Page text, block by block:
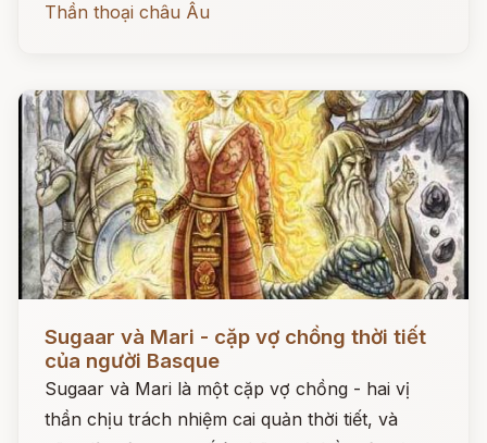
Thần thoại châu Âu
Sugaar và Mari - cặp vợ chồng thời tiết
của người Basque
Sugaar và Mari là một cặp vợ chồng - hai vị
thần chịu trách nhiệm cai quản thời tiết, và